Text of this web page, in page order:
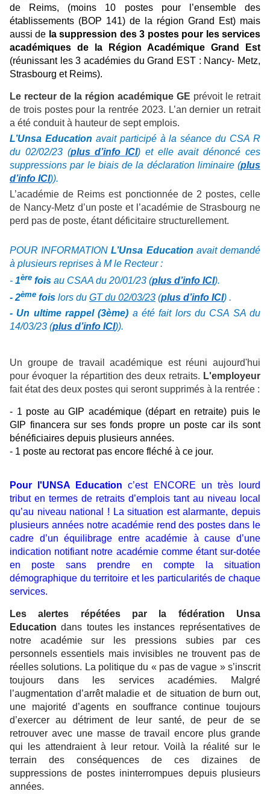
de Reims, (moins 10 postes pour l’ensemble des
établissements (BOP 141) de la région Grand Est) mais
aussi de la suppression des 3 postes pour les services
académiques de la Région Académique Grand Est
(réunissant les 3 académies du Grand EST : Nancy- Metz,
Strasbourg et Reims).
Le recteur de la région académique GE prévoit le retrait
de trois postes pour la rentrée 2023. L’an dernier un retrait
a été conduit à hauteur de sept emplois.
L’Unsa Education avait participé à la séance du CSA R
du 02/02/23 (plus d’info ICI) et elle avait dénoncé ces
suppressions par le biais de la déclaration liminaire (plus
d’info ICI)).
L’académie de Reims est ponctionnée de 2 postes, celle
de Nancy-Metz d’un poste et l’académie de Strasbourg ne
perd pas de poste, étant déficitaire structurellement.
POUR INFORMATIONL’Unsa Education avait demandé
à plusieurs reprises à M le Recteur :
- 1ère fois au CSAA du 20/01/23 (plus d’info ICI).
- 2ème fois lors du GT du 02/03/23 (plus d’info ICI) .
- Un ultime rappel (3ème) a été fait lors du CSA SA du
14/03/23 (plus d’info ICI)).
Un groupe de travail académique est réuni aujourd'hui
pour évoquer la répartition des deux retraits. L'employeur
fait état des deux postes qui seront supprimés à la rentrée :
- 1 poste au GIP académique (départ en retraite) puis le
GIP financera sur ses fonds propre un poste car ils sont
bénéficiaires depuis plusieurs années.
- 1 poste au rectorat pas encore fléché à ce jour.
Pour l'UNSA Education
c’est ENCORE un très lourd
tribut en termes de retraits d’emplois tant au niveau local
qu’au niveau national ! La situation est alarmante, depuis
plusieurs années notre académie rend des postes dans le
cadre d’un équilibrage entre académie à cause d’une
indication notifiant notre académie comme étant sur-dotée
en poste sans prendre en compte la situation
démographique du territoire et les particularités de chaque
services.
Les alertes répétées par la fédération Unsa
Educationdans toutes les instances représentatives de
notre académie sur les pressions subies par ces
personnels essentiels mais invisibles ne trouvent pas de
réelles solutions. La politique du « pas de vague » s’inscrit
toujours dans les services académies. Malgré
l’augmentation d’arrêt maladie et de situation de burn out,
une majorité d’agents en souffrance continue toujours
d’exercer au détriment de leur santé, de peur de se
retrouver avec une masse de travail encore plus grande
qui les attendraient à leur retour. Voilà la réalité sur le
terrain des conséquences de ces dizaines de
suppressions de postes ininterrompues depuis plusieurs
années.